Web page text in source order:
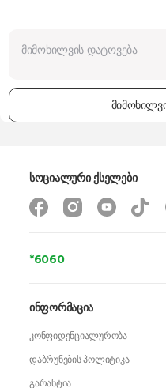
*6060
ინფორმაცია
კონფიდენციალურობა
დაბრუნების პოლიტიკა
გარანტია
სოციალური ქსელები